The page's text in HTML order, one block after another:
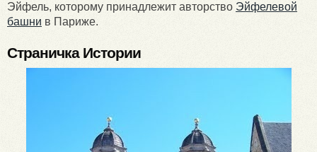
Эйфель, которому принадлежит авторство Эйфелевой
башни в Париже.
Страничка Истории